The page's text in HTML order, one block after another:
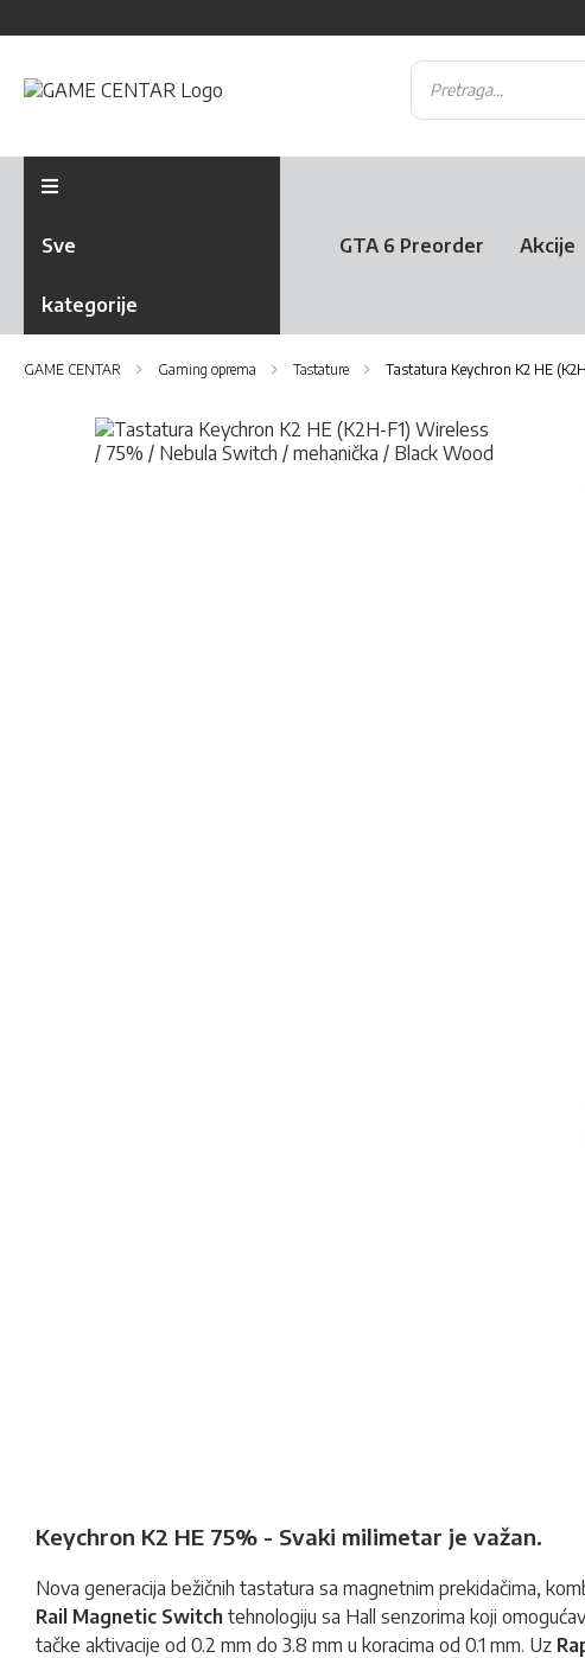
Sve
kategorije
GTA 6 Preorder Akcije
GAME CENTAR Gaming oprema Tastature Tastatura Keychron K2 HE
Skip
to
Keychron K2 HE 75% - Svaki milimetar je važan.
Nova generacija bežičnih tastatura sa magnetnim prekidačima,
Rail Magnetic Switch tehnologiju sa Hall senzorima koji
tačke aktivacije od 0.2 mm do 3.8 mm u koracima od 0.1 mm. Uz